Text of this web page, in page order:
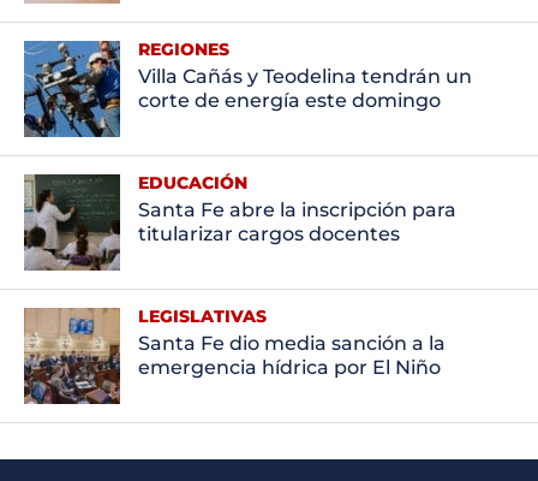
REGIONES
Villa Cañás y Teodelina tendrán un
corte de energía este domingo
EDUCACIÓN
Santa Fe abre la inscripción para
titularizar cargos docentes
LEGISLATIVAS
Santa Fe dio media sanción a la
emergencia hídrica por El Niño